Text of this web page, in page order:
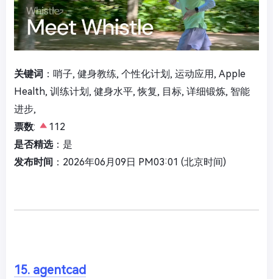
关键词 ：哨子, 健身教练, 个性化计划, 运动应用, Apple
Health, 训练计划, 健身水平, 恢复, 目标, 详细锻炼, 智能
进步,
票数:
112
是否精选：是
发布时间 ：2026年06月09日 PM03:01 (北京时间)
15. agentcad